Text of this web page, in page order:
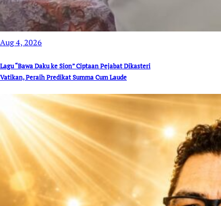
Aug 4, 2026
Lagu “Bawa Daku ke Sion” Ciptaan Pejabat Dikasteri
Vatikan, Peraih Predikat Summa Cum Laude